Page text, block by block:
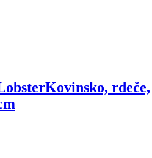
Kovinsko, rdeče,